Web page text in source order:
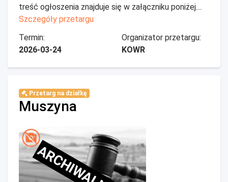
treść ogłoszenia znajduje się w załączniku poniżej....
Szczegóły przetargu
Termin:
2026-03-24
Organizator przetargu:
KOWR
Przetarg na działkę
Muszyna
ARCHIWALNE